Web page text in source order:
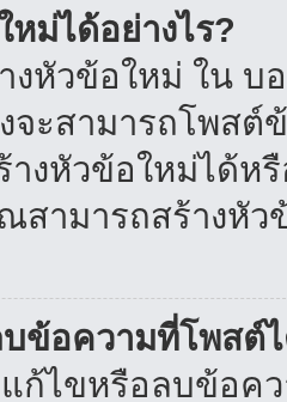
หม่ได้อย่างไร?
หัวข้อใหม่ ใน บ
จะสามารถโพส
งหัวข้อใหม่ได้ห
สามารถสร้างหั
ข้อความที่โพสต์ไ
ไขหรือลบข้อคว